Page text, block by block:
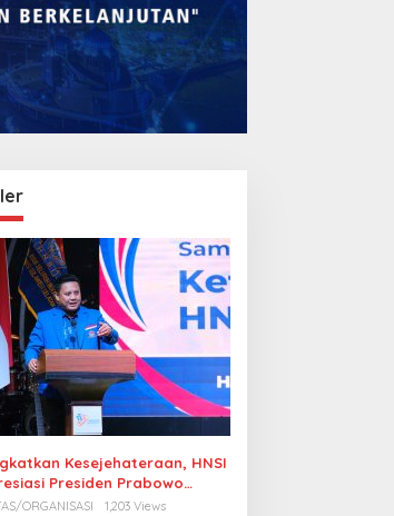
Gelar
Muda 2026”,
Indonesia
Bangsa
Legalitas Tower di
Karuwisi–Sinrijala
Dipertanyakan Warga
Kesejehateraan, HNSI
Presiden Prabowo
BBM Nelayan
ORGANISASI 1,203 Views